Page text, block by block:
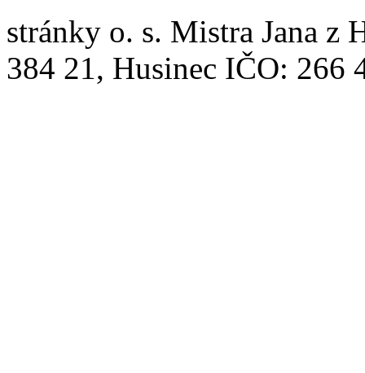
stránky o. s. Mistra Jana z
384 21, Husinec IČO: 266